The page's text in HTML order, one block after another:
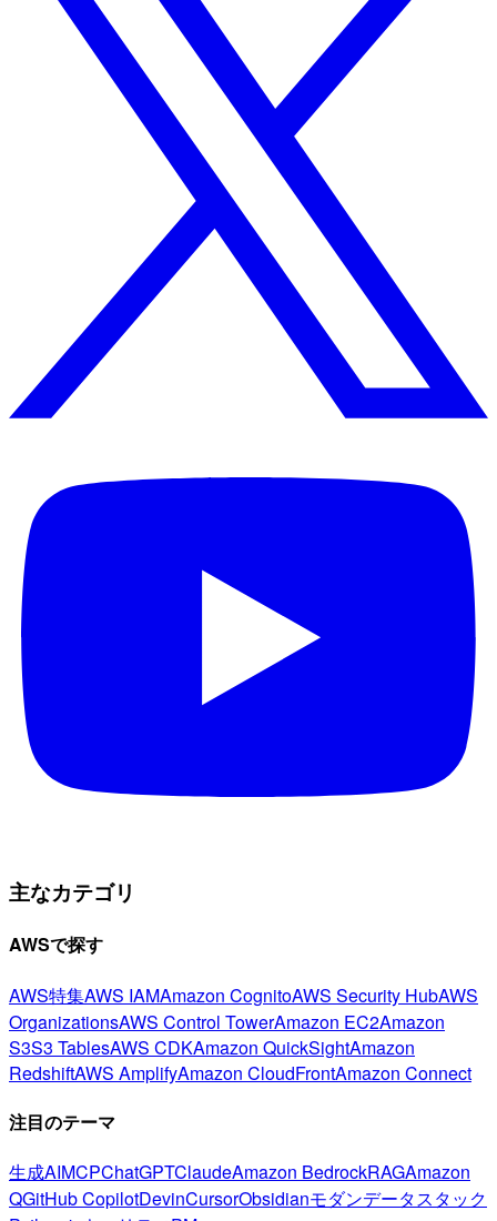
主なカテゴリ
AWSで探す
AWS特集AWS IAMAmazon CognitoAWS Security HubAWS
OrganizationsAWS Control TowerAmazon EC2Amazon
S3S3 TablesAWS CDKAmazon QuickSightAmazon
RedshiftAWS AmplifyAmazon CloudFrontAmazon Connect
注目のテーマ
生成AIMCPChatGPTClaudeAmazon BedrockRAGAmazon
QGitHub CopilotDevinCursorObsidianモダンデータスタック